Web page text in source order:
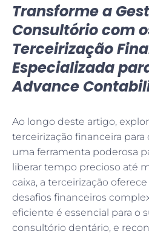
Transforme a
Consultório com
Terceirização
Especializada
Advance
Ao longo deste artigo,
terceirização financeira
uma ferramenta poderosa
liberar tempo precioso até
caixa, a terceirização
desafios financeiros
eficiente é essencial para o
consultório dentário, e